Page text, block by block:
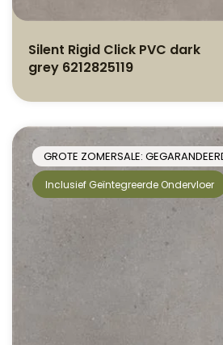
Silent Rigid Click PVC dark
grey 6212825119
GROTE ZOMERSALE:
Inclusief Geïntegreerde Ondervloer